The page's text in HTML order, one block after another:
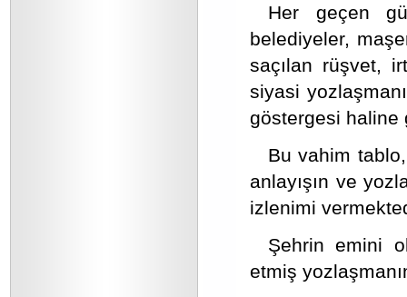
Her geçen
belediyeler,
saçılan rüşvet,
siyasi
göstergesi haline
Bu vahim
anlayışın ve
izlenimi
Şehrin emini
etmiş